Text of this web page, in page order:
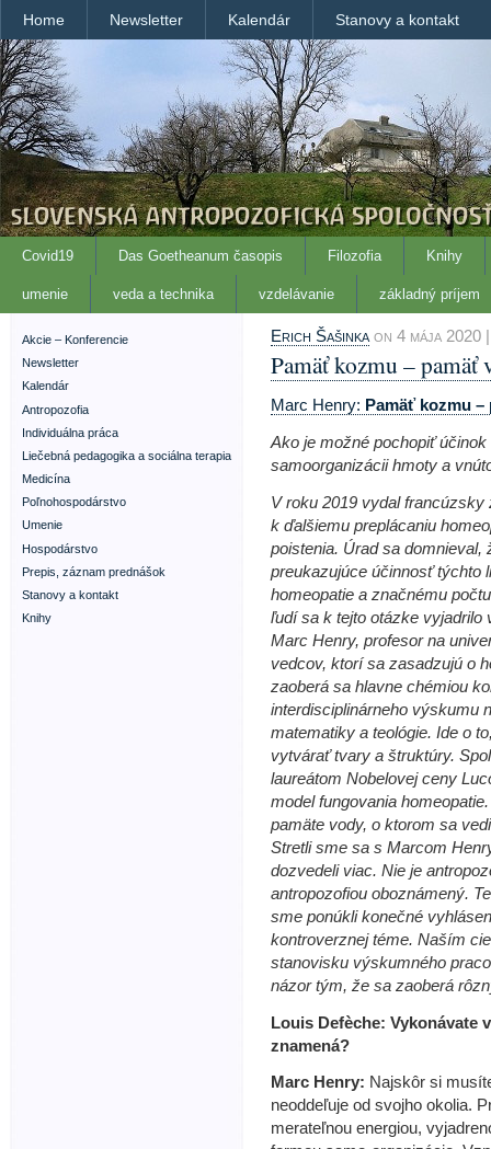
Home Newsletter Kalendár Stanovy a kontakt
Covid19 Das Goetheanum časopis Filozofia Knihy
umenie veda a technika vzdelávanie základný príjem
Erich Šašinka on 4 mája 2020
Pamäť kozmu – pamäť
Marc Henry: Pamäť kozmu –
Ako je možné pochopiť
samoorganizácii hmoty a
V roku 2019 vydal
k ďalšiemu preplácaniu
poistenia. Úrad sa
preukazujúce účinnosť týchto
homeopatie a značnému
ľudí sa k tejto otázke vyjadrilo
Marc Henry, profesor na
vedcov, ktorí sa zasadzujú o
zaoberá sa hlavne chémiou
interdisciplinárneho výskumu
matematiky a teológie. Ide o
vytvárať tvary a štruktúry.
laureátom Nobelovej ceny
model fungovania
pamäte vody, o ktorom sa
Stretli sme sa s Marcom
dozvedeli viac. Nie je
antropozofiou oboznámený.
sme ponúkli konečné
kontroverznej téme. Naším
stanovisku výskumného
názor tým, že sa zaoberá
Louis Defèche: Vykonávate
znamená?
Marc Henry: Najskôr si
neoddeľuje od svojho okolia.
merateľnou energiou,
Akcie – Konferencie
Newsletter
Kalendár
Antropozofia
Individuálna práca
Liečebná pedagogika a sociálna terapia
Medicína
Poľnohospodárstvo
Umenie
Hospodárstvo
Prepis, záznam prednášok
Stanovy a kontakt
Knihy